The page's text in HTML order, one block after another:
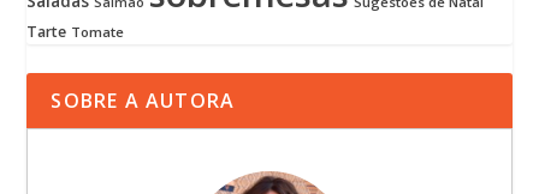
Tarte Tomate
SOBRE A AUTORA